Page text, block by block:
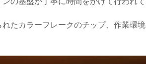
れたカラーフレークのチップ、作業環